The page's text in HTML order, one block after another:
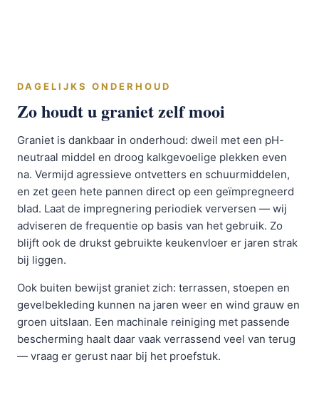
DAGELIJKS ONDERHOUD
Zo houdt u graniet zelf mooi
Graniet is dankbaar in onderhoud: dweil met een pH-
neutraal middel en droog kalkgevoelige plekken even
na. Vermijd agressieve ontvetters en schuurmiddelen,
en zet geen hete pannen direct op een geïmpregneerd
blad. Laat de impregnering periodiek verversen — wij
adviseren de frequentie op basis van het gebruik. Zo
blijft ook de drukst gebruikte keukenvloer er jaren strak
bij liggen.
Ook buiten bewijst graniet zich: terrassen, stoepen en
gevelbekleding kunnen na jaren weer en wind grauw en
groen uitslaan. Een machinale reiniging met passende
bescherming haalt daar vaak verrassend veel van terug
— vraag er gerust naar bij het proefstuk.